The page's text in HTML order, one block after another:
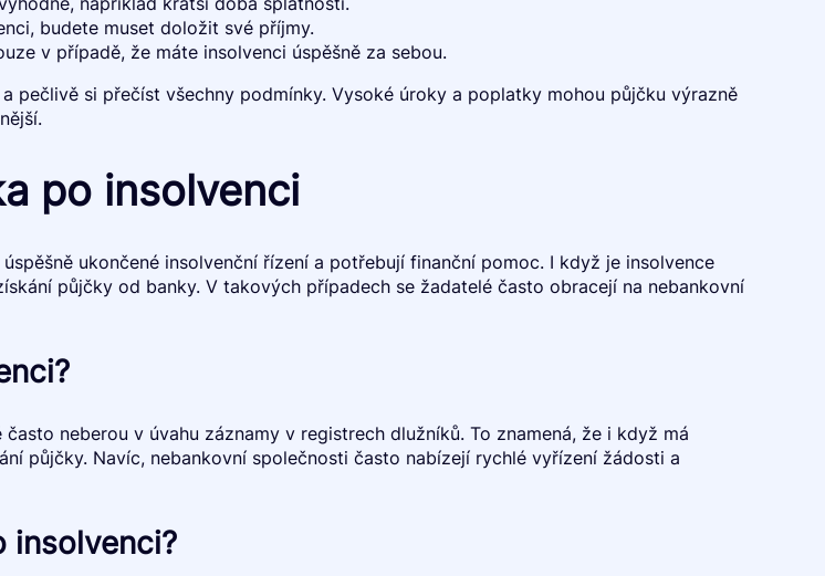
budete muset doložit své příjmy.
v případě, že máte insolvenci úspěšně za sebou.
pečlivě si přečíst všechny podmínky. Vysoké úroky a poplatky mohou půjčku výrazně
po insolvenci
ukončené insolvenční řízení a potřebují finanční pomoc. I když je insolvence
půjčky od banky. V takových případech se žadatelé často obracejí na nebankovní
neberou v úvahu záznamy v registrech dlužníků. To znamená, že i když má
půjčky. Navíc, nebankovní společnosti často nabízejí rychlé vyřízení žádosti a
insolvenci?